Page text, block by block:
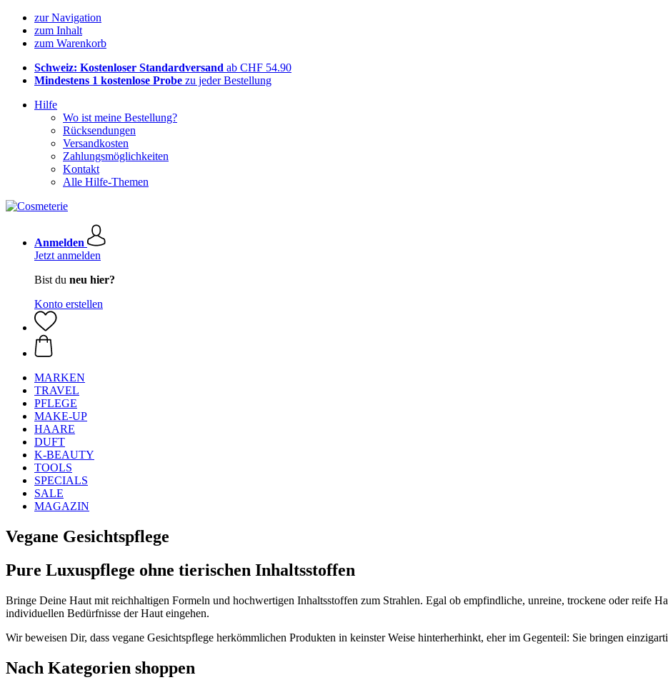
zur Navigation
zum Inhalt
zum Warenkorb
Schweiz: Kostenloser Standardversand ab CHF 54.90
Mindestens 1 kostenlose Probe zu jeder Bestellung
Hilfe
Wo ist meine Bestellung?
Rücksendungen
Versandkosten
Zahlungsmöglichkeiten
Kontakt
Alle Hilfe-Themen
Anmelden
Jetzt anmelden
Bist du neu hier?
Konto erstellen
MARKEN
TRAVEL
PFLEGE
MAKE-UP
HAARE
DUFT
K-BEAUTY
TOOLS
SPECIALS
SALE
MAGAZIN
Vegane Gesichtspflege
Pure Luxuspflege ohne tierischen Inhaltsstoffen
Bringe Deine Haut mit reichhaltigen Formeln und hochwertigen Inhaltsstoffen zum Strahlen. Egal ob empfindliche, unreine, trockene oder reife
individuellen Bedürfnisse der Haut eingehen.
Wir beweisen Dir, dass vegane Gesichtspflege herkömmlichen Produkten in keinster Weise hinterherhinkt, eher im Gegenteil: Sie bringen
Nach Kategorien shoppen